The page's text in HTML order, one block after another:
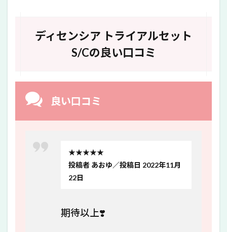
ディセンシア トライアルセット
S/Cの良い口コミ
良い口コミ
★★★★★
投稿者 あおゆ／投稿日 2022年11月
22日
期待以上❣️